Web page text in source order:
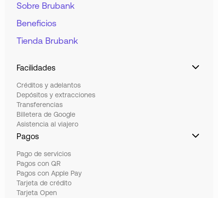
Sobre Brubank
Beneficios
Tienda Brubank
Facilidades
Créditos y adelantos
Depósitos y extracciones
Transferencias
Billetera de Google
Asistencia al viajero
Pagos
Pago de servicios
Pagos con QR
Pagos con Apple Pay
Tarjeta de crédito
Tarjeta Open